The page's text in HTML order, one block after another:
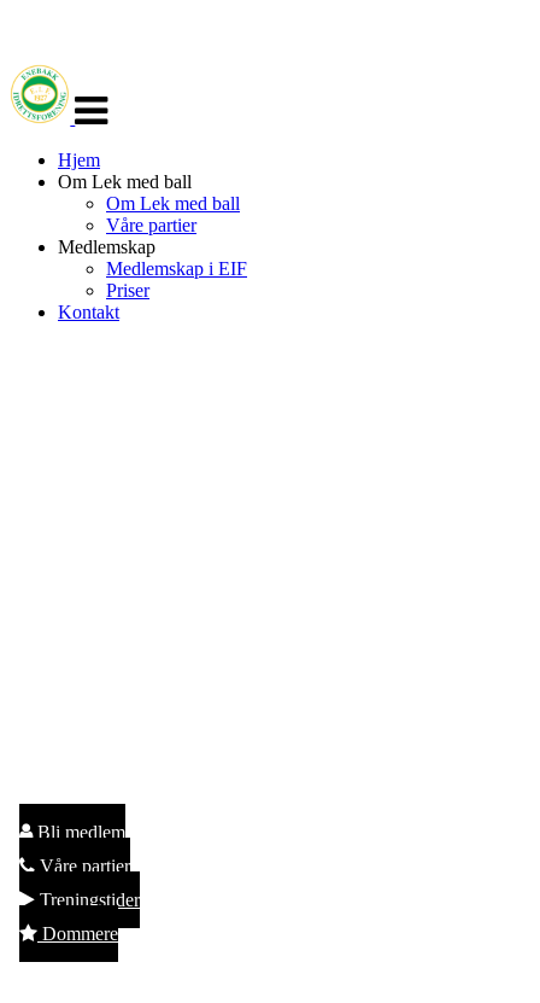
navigasjon
Hjem
Om Lek med ball
Om Lek med ball
Våre partier
Medlemskap
Medlemskap i EIF
Priser
Kontakt
Bli medlem
Våre partier
Treningstider
Dommere